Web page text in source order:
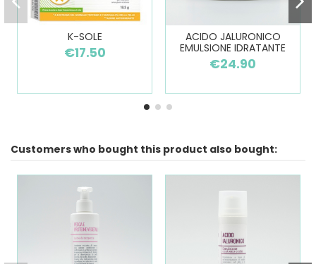
K-SOLE
€17.50
ACIDO JALURONICO
EMULSIONE IDRATANTE
€24.90
Customers who bought this product also bought: